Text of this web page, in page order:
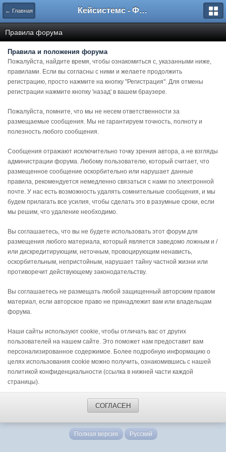
← Главная Кейсистемс - Форумы
Правила форума
Правила и положения форума
Пожалуйста, найдите время, чтобы ознакомиться с, указанными ниже,
правилами. Если вы согласны с ними и желаете продолжить
регистрацию, просто нажмите на кнопку "Регистрация". Для отмены
регистрации нажмите кнопку 'назад' в вашем браузере.
Пожалуйста, помните, что мы не несем ответственности за
размещаемые сообщения. Мы не гарантируем точность, полноту и
полезность любого сообщения.
Сообщения отражают исключительно точку зрения автора, а не взгляды
администрации форума. Любому пользователю, который считает, что
размещенное сообщение оскорбительно или нарушает данные
правила, рекомендуется немедленно связаться с нами по электронной
почте. У нас есть возможность удалять сомнительные сообщения, и мы
будем прилагать все усилия, чтобы сделать это в разумные сроки, если
мы решим, что удаление необходимо.
Вы соглашаетесь, что вы не будете использовать этот форум для
размещения любого материала, который является заведомо ложным и /
или дискредитирующим, неточным, провоцирующим ненависть,
оскорбительным, непристойным, нарушает тайну частной жизни или
противоречит действующему законодательству.
Вы соглашаетесь не размещать любой защищенный авторским правом
материал, если авторское право не принадлежит вам или владельцам
форума.
Наши сайты используют cookie, чтобы отличать вас от других
пользователей на нашем сайте. Это поможет нам предоставит вам
персонализированное содержимое. Более подробную информацию о
целях использования cookie можно получить, ознакомившись с нашей
политикой конфиденциальности (ссылка в нижней части каждой
страницы).
СОГЛАСЕН
Полная версия Русский